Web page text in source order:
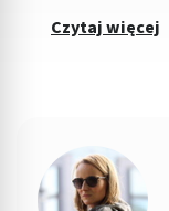
Czytaj więcej